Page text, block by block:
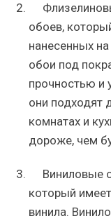
обоев,
нанесенных
обои под
прочностью и
они подходят
комнатах и
дороже, чем
Виниловые
который
винила.